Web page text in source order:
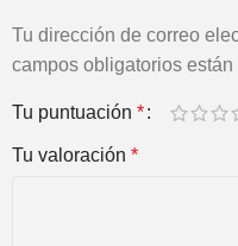
Tu dirección de correo
campos obligatorios están
Tu puntuación *
Tu valoración *